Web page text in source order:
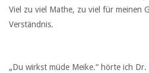
Viel zu viel Mathe, zu viel für meinen
Verständnis.
„Du wirkst müde Meike.“ hörte ich Dr.